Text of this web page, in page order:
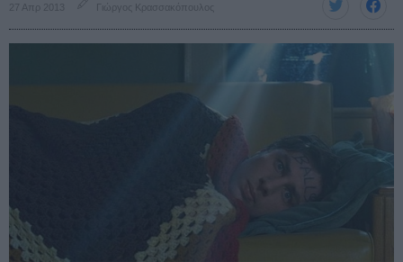
27 Απρ 2013 Γιώργος Κρασσακόπουλος